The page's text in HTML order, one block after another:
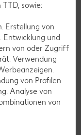
nicht ausbremsen,
Rezepte
und kleine
sowie:
Erstellung von
Entwicklung und
von oder Zugriff
Verwendung
von Profilen
Analyse von
von